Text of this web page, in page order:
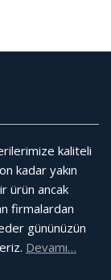
kaliteli
kadar yakın
ürün ancak
firmalardan
gününüzün
Devamı…